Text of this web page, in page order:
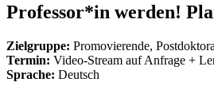
Professor*in werden!
Zielgruppe: Promovierende,
Termin: Video-Stream auf Anfrage +
Sprache: Deutsch